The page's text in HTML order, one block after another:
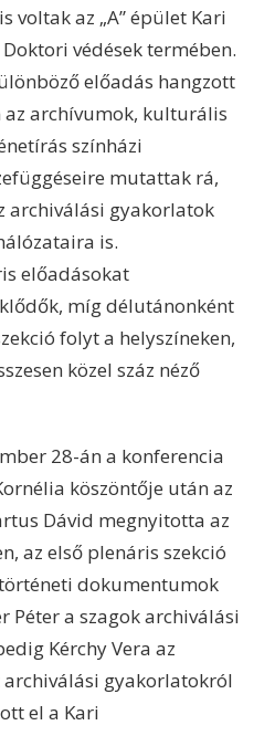
voltak az „A” épület Kari
védések termében.
előadás hangzott
az archívumok, kulturális
színházi
mutattak rá,
archiválási gyakorlatok
is.
előadásokat
míg délutánonként
folyt a helyszíneken,
közel száz néző
28-án a konferencia
köszöntője után az
Dávid megnyitotta az
az első plenáris szekció
dokumentumok
Péter a szagok archiválási
Kérchy Vera az
gyakorlatokról
el a Kari